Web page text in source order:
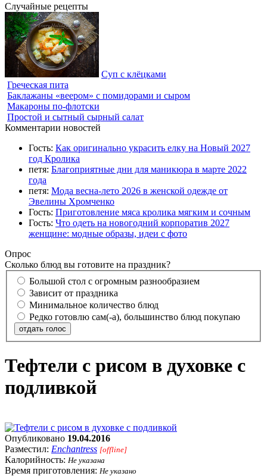
Случайные рецепты
Суп с клёцками
Греческая пита
Баклажаны «веером» с помидорами и сыром
Макароны по-флотски
Простой и сытный сырный салат
Комментарии новостей
Гость: Как оригинально украсить елку на Новый 2027
год Кролика
петя: Благоприятные дни для маникюра в марте 2022
года
петя: Мода весна-лето 2026 в женской одежде от
Эвелины Хромченко
Гость: Приготовление мяса кролика мягким и сочным
Гость: Что одеть на новогодний корпоратив 2027
женщине: модные образы, идеи с фото
Опрос
Сколько блюд вы готовите на праздник?
Большой стол с огромным разнообразием
Зависит от праздника
Минимальное количество блюд
Редко готовлю сам(-а), большинство блюд покупаю
отдать голос
Тефтели с рисом в духовке с
подливкой
Опубликовано 19.04.2016
Разместил: Enchantress [offline]
Калорийность: Не указана
Время приготовления: Не указано